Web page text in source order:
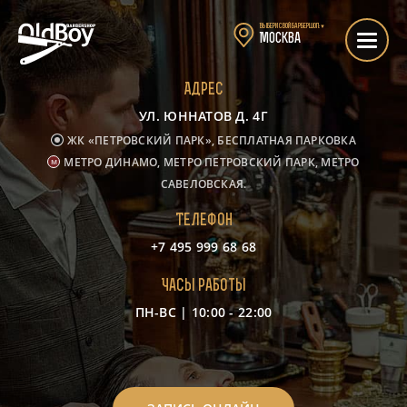
Выбери свой барбершоп:▼
Москва
Адрес
УЛ. ЮННАТОВ Д. 4Г
ЖК «ПЕТРОВСКИЙ ПАРК», БЕСПЛАТНАЯ ПАРКОВКА
МЕТРО ДИНАМО, МЕТРО ПЕТРОВСКИЙ ПАРК, МЕТРО
САВЕЛОВСКАЯ.
Телефон
+7 495 999 68 68
Часы работы
ПН-ВС | 10:00 - 22:00